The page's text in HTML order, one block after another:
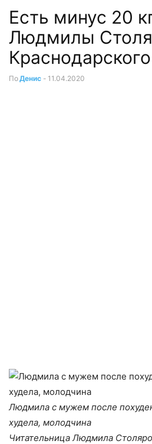
Есть минус 20
Людмилы
ПоДенис - 11.04.2020
Людмила с мужем после
худела, молодчина
Читательница Людмила